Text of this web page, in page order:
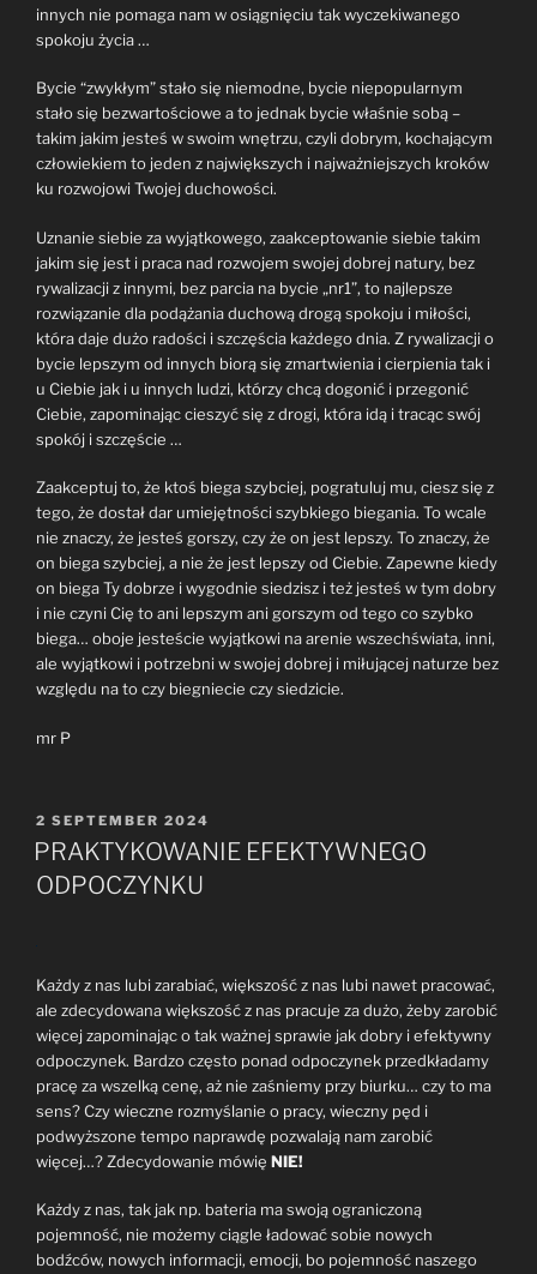
innych nie pomaga nam w osiągnięciu tak wyczekiwanego
spokoju życia …
Bycie “zwykłym” stało się niemodne, bycie niepopularnym
stało się bezwartościowe a to jednak bycie właśnie sobą –
takim jakim jesteś w swoim wnętrzu, czyli dobrym, kochającym
człowiekiem to jeden z największych i najważniejszych kroków
ku rozwojowi Twojej duchowości.
Uznanie siebie za wyjątkowego, zaakceptowanie siebie takim
jakim się jest i praca nad rozwojem swojej dobrej natury, bez
rywalizacji z innymi, bez parcia na bycie „nr1”, to najlepsze
rozwiązanie dla podążania duchową drogą spokoju i miłości,
która daje dużo radości i szczęścia każdego dnia. Z rywalizacji o
bycie lepszym od innych biorą się zmartwienia i cierpienia tak i
u Ciebie jak i u innych ludzi, którzy chcą dogonić i przegonić
Ciebie, zapominając cieszyć się z drogi, która idą i tracąc swój
spokój i szczęście …
Zaakceptuj to, że ktoś biega szybciej, pogratuluj mu, ciesz się z
tego, że dostał dar umiejętności szybkiego biegania. To wcale
nie znaczy, że jesteś gorszy, czy że on jest lepszy. To znaczy, że
on biega szybciej, a nie że jest lepszy od Ciebie. Zapewne kiedy
on biega Ty dobrze i wygodnie siedzisz i też jesteś w tym dobry
i nie czyni Cię to ani lepszym ani gorszym od tego co szybko
biega… oboje jesteście wyjątkowi na arenie wszechświata, inni,
ale wyjątkowi i potrzebni w swojej dobrej i miłującej naturze bez
względu na to czy biegniecie czy siedzicie.
mr P
POSTED
ON
2 SEPTEMBER 2024
PRAKTYKOWANIE EFEKTYWNEGO
ODPOCZYNKU
Każdy z nas lubi zarabiać, większość z nas lubi nawet pracować,
ale zdecydowana większość z nas pracuje za dużo, żeby zarobić
więcej zapominając o tak ważnej sprawie jak dobry i efektywny
odpoczynek. Bardzo często ponad odpoczynek przedkładamy
pracę za wszelką cenę, aż nie zaśniemy przy biurku… czy to ma
sens? Czy wieczne rozmyślanie o pracy, wieczny pęd i
podwyższone tempo naprawdę pozwalają nam zarobić
więcej…? Zdecydowanie mówię NIE!
Każdy z nas, tak jak np. bateria ma swoją ograniczoną
pojemność, nie możemy ciągle ładować sobie nowych
bodźców, nowych informacji, emocji, bo pojemność naszego